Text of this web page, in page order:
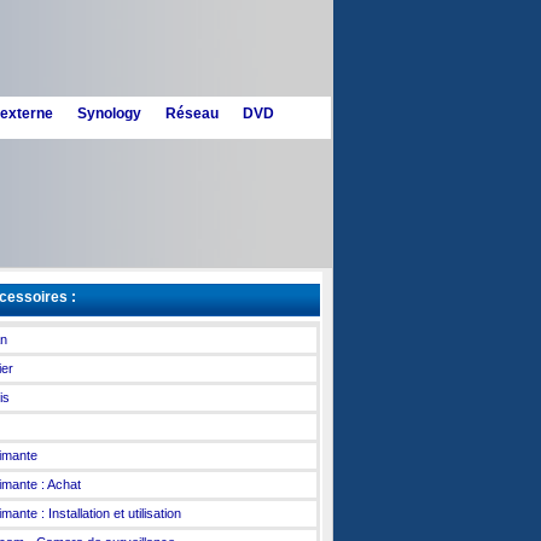
Synology Réseau DVD
:
: Achat
: Installation et utilisation